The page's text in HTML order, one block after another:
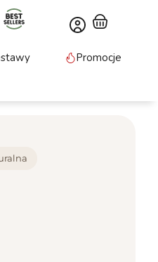
Promocje